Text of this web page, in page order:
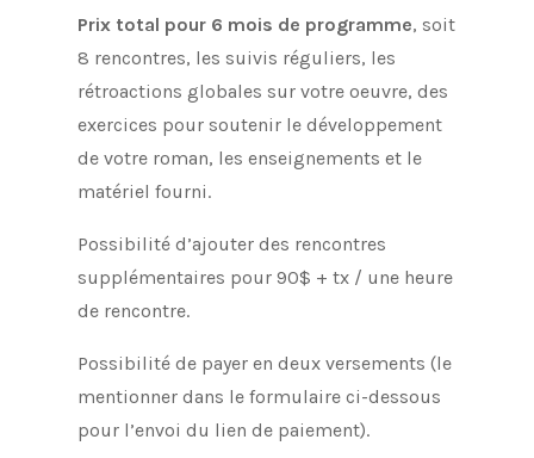
Prix total pour 6 mois de programme, soit
8 rencontres, les suivis réguliers, les
rétroactions globales sur votre oeuvre, des
exercices pour soutenir le développement
de votre roman, les enseignements et le
matériel fourni.
Possibilité d’ajouter des rencontres
supplémentaires pour 90$ + tx / une heure
de rencontre.
Possibilité de payer en deux versements (le
mentionner dans le formulaire ci-dessous
pour l’envoi du lien de paiement).